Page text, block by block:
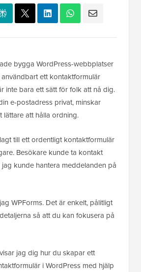
bygga WordPress-webbplatser
ett kontaktformulär
inte bara ett sätt för folk att nå dig.
e-postadress privat, minskar
att hålla ordning.
till ett ordentligt kontaktformulär
Besökare kunde ta kontakt
kunde hantera meddelanden på
WPForms. Det är enkelt, pålitligt
så att du kan fokusera på
jag dig hur du skapar ett
i WordPress med hjälp